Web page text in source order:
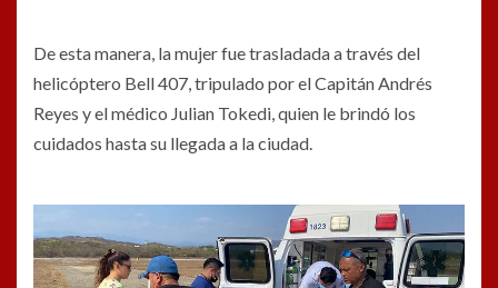
De esta manera, la mujer fue trasladada a través del
helicóptero Bell 407, tripulado por el Capitán Andrés
Reyes y el médico Julian Tokedi, quien le brindó los
cuidados hasta su llegada a la ciudad.